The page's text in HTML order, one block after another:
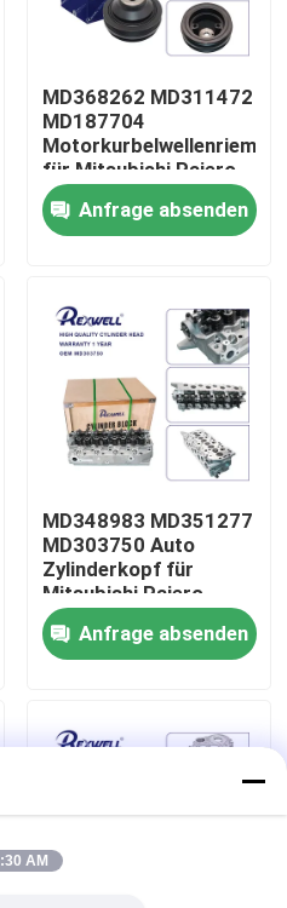
MD368262 MD311472
MD187704
für Mitsubishi Pajero
6G72 6G74 L200
Anfrage absenden
MD348983 MD351277
MD303750 Auto
Zylinderkopf für
Mitsubishi Pajero
L300 Montero 4D56T
D4BH D4BA
Anfrage absenden
AM